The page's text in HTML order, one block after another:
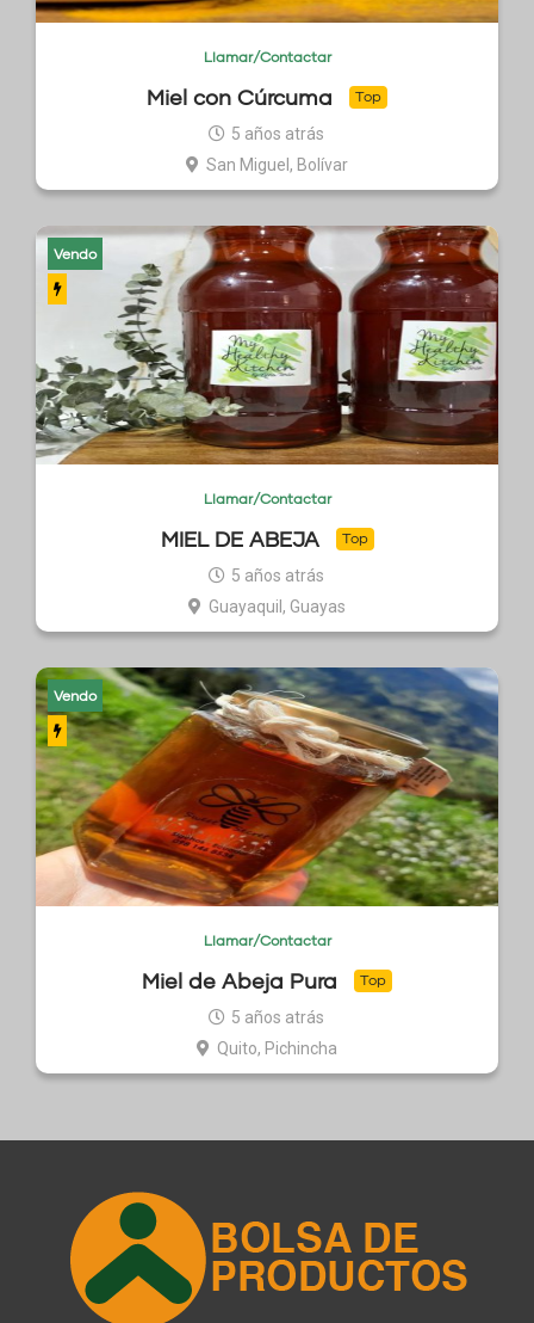
Llamar/Contactar
Miel con Cúrcuma Top
5 años atrás
San Miguel, Bolívar
Vendo
Llamar/Contactar
MIEL DE ABEJA Top
5 años atrás
Guayaquil, Guayas
Vendo
Llamar/Contactar
Miel de Abeja Pura Top
5 años atrás
Quito, Pichincha